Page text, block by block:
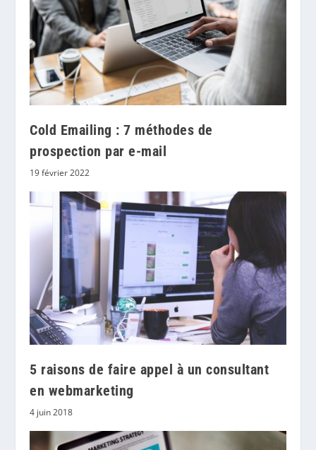
Cold Emailing : 7 méthodes de
prospection par e-mail
19 février 2022
5 raisons de faire appel à un consultant
en webmarketing
4 juin 2018